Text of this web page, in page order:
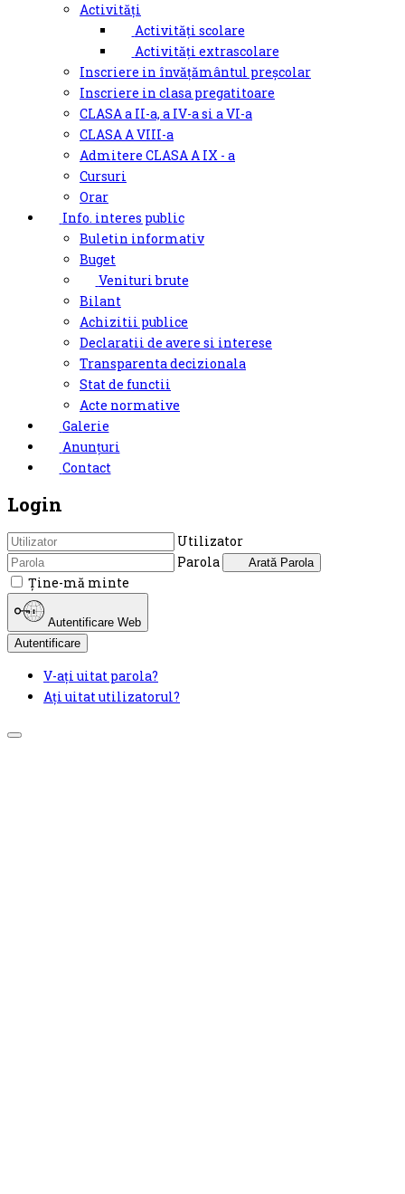
Activități
Activități scolare
Activități extrascolare
Inscriere in învățământul preșcolar
Inscriere in clasa pregatitoare
CLASA a II-a, a IV-a si a VI-a
CLASA A VIII-a
Admitere CLASA A IX - a
Cursuri
Orar
Info. interes public
Buletin informativ
Buget
Venituri brute
Bilant
Achizitii publice
Declaratii de avere si interese
Transparenta decizionala
Stat de functii
Acte normative
Galerie
Anunțuri
Contact
Login
Utilizator
Parola
Arată Parola
Ţine-mă minte
Autentificare Web
Autentificare
V-ați uitat parola?
Ați uitat utilizatorul?